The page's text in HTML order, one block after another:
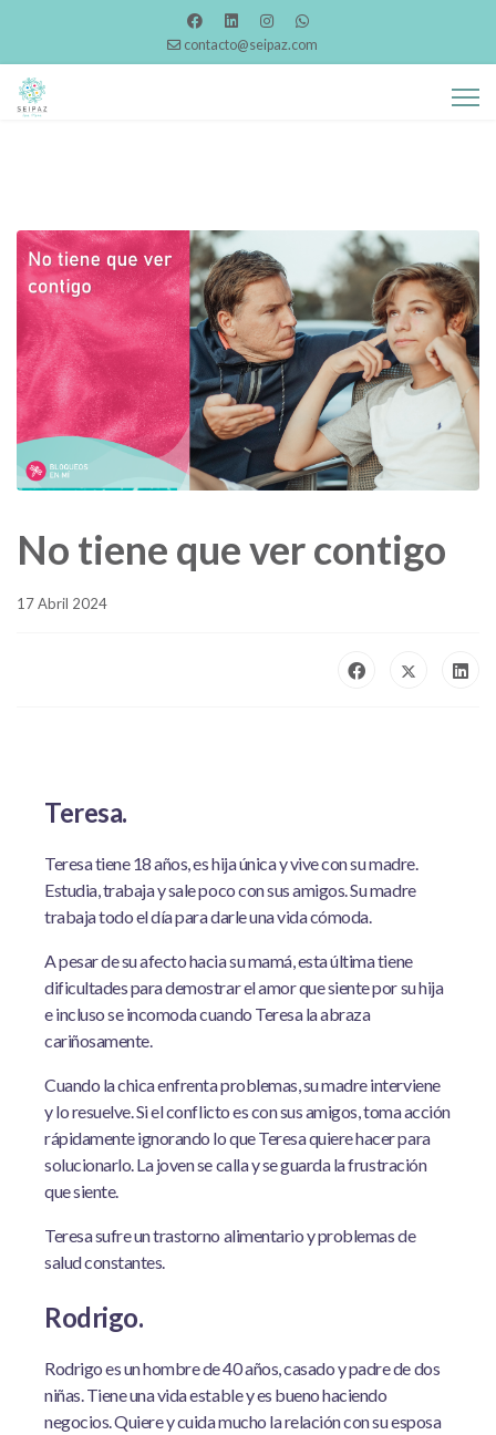
contacto@seipaz.com
No tiene que ver contigo
17 Abril 2024
Teresa.
Teresa tiene 18 años, es hija única y vive con su madre.
Estudia, trabaja y sale poco con sus amigos. Su madre
trabaja todo el día para darle una vida cómoda.
A pesar de su afecto hacia su mamá, esta última tiene
dificultades para demostrar el amor que siente por su hija
e incluso se incomoda cuando Teresa la abraza
cariñosamente.
Cuando la chica enfrenta problemas, su madre interviene
y lo resuelve. Si el conflicto es con sus amigos, toma acción
rápidamente ignorando lo que Teresa quiere hacer para
solucionarlo. La joven se calla y se guarda la frustración
que siente.
Teresa sufre un trastorno alimentario y problemas de
salud constantes.
Rodrigo.
Rodrigo es un hombre de 40 años, casado y padre de dos
niñas. Tiene una vida estable y es bueno haciendo
negocios. Quiere y cuida mucho la relación con su esposa